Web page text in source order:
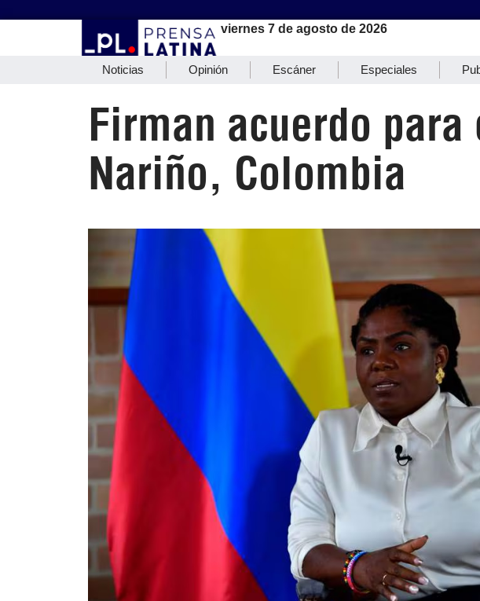
viernes 7 de agosto de 2026
Noticias Opinión Escáner Especiales
Firman acuerdo
Nariño, Colombia